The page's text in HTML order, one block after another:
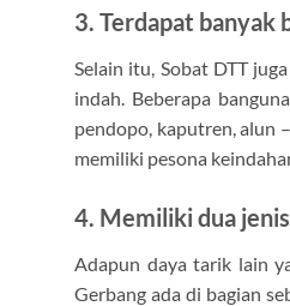
3. Terdapat banyak
Selain itu, Sobat DTT
indah. Beberapa
pendopo, kaputren, alun
memiliki pesona
4. Memiliki dua
Adapun daya tarik lain
Gerbang ada di bagian